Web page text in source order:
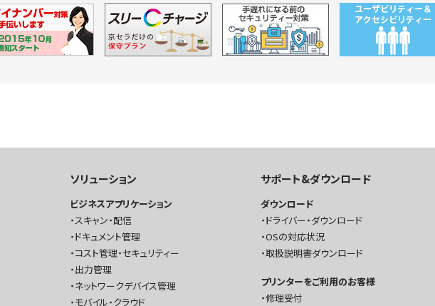
ソリューション
ビジネスアプリケーション
スキャン・配信
ドキュメント管理
コスト管理・セキュリティー
出力管理
ネットワークデバイス管理
モバイル・クラウド
サポート&ダウンロード
ダウンロード
ドライバー・ダウンロード
OSの対応状況
取扱説明書ダウンロード
プリンターをご利用のお客様
修理受付